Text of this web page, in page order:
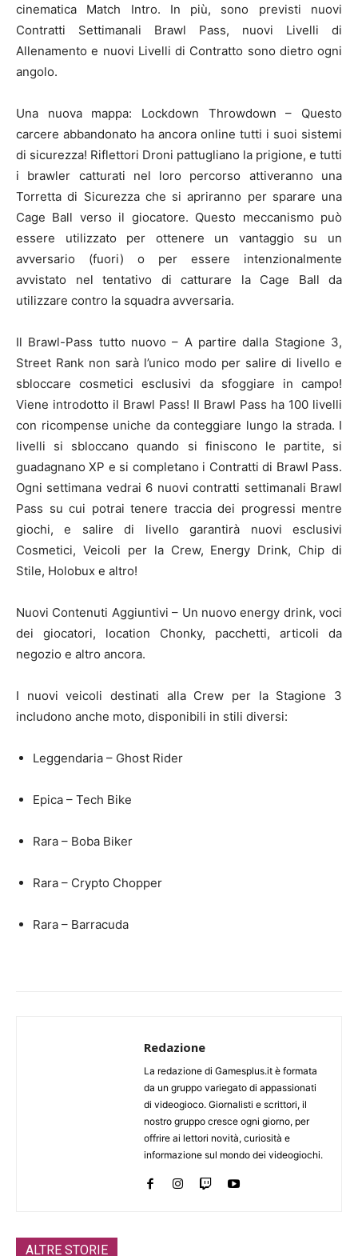
cinematica Match Intro. In più, sono previsti nuovi
Contratti Settimanali Brawl Pass, nuovi Livelli di
Allenamento e nuovi Livelli di Contratto sono dietro ogni
angolo.
Una nuova mappa: Lockdown Throwdown – Questo
carcere abbandonato ha ancora online tutti i suoi sistemi
di sicurezza! Riflettori Droni pattugliano la prigione, e tutti
i brawler catturati nel loro percorso attiveranno una
Torretta di Sicurezza che si apriranno per sparare una
Cage Ball verso il giocatore. Questo meccanismo può
essere utilizzato per ottenere un vantaggio su un
avversario (fuori) o per essere intenzionalmente
avvistato nel tentativo di catturare la Cage Ball da
utilizzare contro la squadra avversaria.
Il Brawl-Pass tutto nuovo – A partire dalla Stagione 3,
Street Rank non sarà l’unico modo per salire di livello e
sbloccare cosmetici esclusivi da sfoggiare in campo!
Viene introdotto il Brawl Pass! Il Brawl Pass ha 100 livelli
con ricompense uniche da conteggiare lungo la strada. I
livelli si sbloccano quando si finiscono le partite, si
guadagnano XP e si completano i Contratti di Brawl Pass.
Ogni settimana vedrai 6 nuovi contratti settimanali Brawl
Pass su cui potrai tenere traccia dei progressi mentre
giochi, e salire di livello garantirà nuovi esclusivi
Cosmetici, Veicoli per la Crew, Energy Drink, Chip di
Stile, Holobux e altro!
Nuovi Contenuti Aggiuntivi – Un nuovo energy drink, voci
dei giocatori, location Chonky, pacchetti, articoli da
negozio e altro ancora.
I nuovi veicoli destinati alla Crew per la Stagione 3
includono anche moto, disponibili in stili diversi:
Leggendaria – Ghost Rider
Epica – Tech Bike
Rara – Boba Biker
Rara – Crypto Chopper
Rara – Barracuda
Redazione
La redazione di Gamesplus.it è formata
da un gruppo variegato di appassionati
di videogioco. Giornalisti e scrittori, il
nostro gruppo cresce ogni giorno, per
offrire ai lettori novità, curiosità e
informazione sul mondo dei videogiochi.
ALTRE STORIE